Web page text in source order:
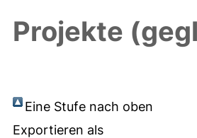
Projekte
Eine Stufe nach oben
Exportieren als